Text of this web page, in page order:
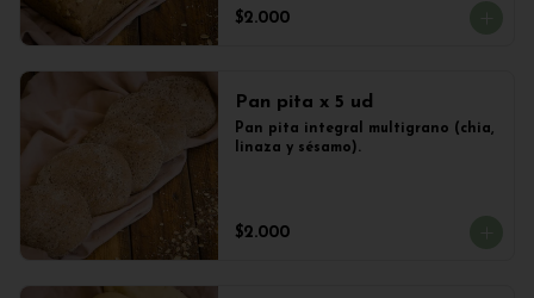
$2.000
Pan pita x 5 ud
Pan pita integral multigrano (chia,
linaza y sésamo).
$2.000